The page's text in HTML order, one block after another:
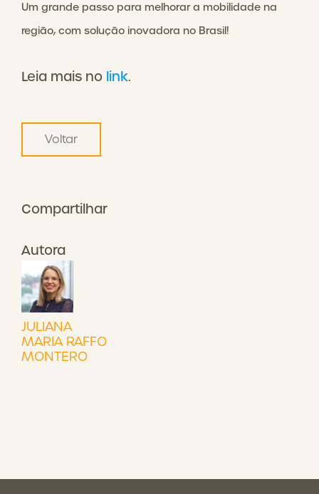
Um grande passo para melhorar a mobilidade na
região, com solução inovadora no Brasil!
Leia mais no link.
Voltar
Compartilhar
Autora
JULIANA
MARIA RAFFO
MONTERO